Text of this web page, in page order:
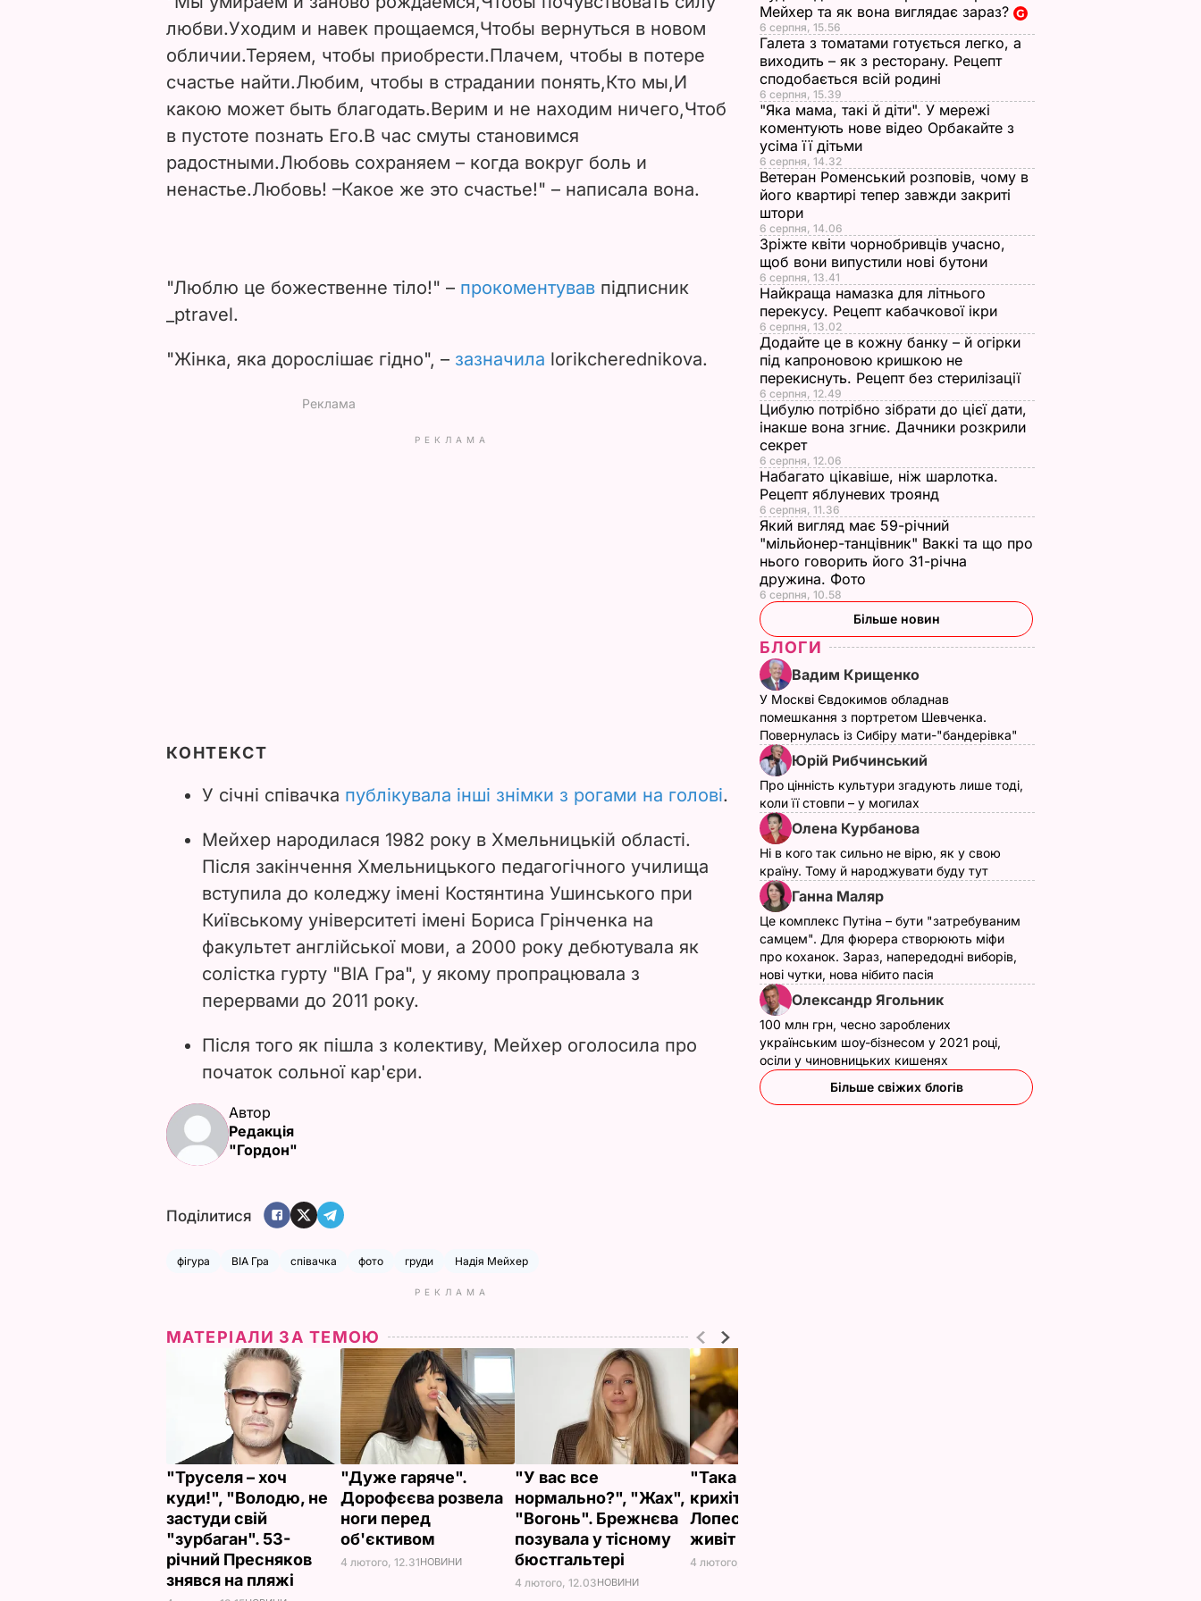
i
d
e
o
любви.Уходим и навек прощаемся,Чтобы вернуться в новом
обличии.Теряем, чтобы приобрести.Плачем, чтобы в потере
счастье найти.Любим, чтобы в страдании понять,Кто мы,И
какою может быть благодать.Верим и не находим ничего,Чтоб
в пустоте познать Его.В час смуты становимся
радостными.Любовь сохраняем – когда вокруг боль и
ненастье.Любовь! –Какое же это счастье!" – написала вона.
"Люблю це божественне тіло!" – прокоментував підписник
_ptravel.
"Жінка, яка дорослішає гідно", – зазначила lorikcherednikova.
РЕКЛАМА
КОНТЕКСТ
У січні співачка публікувала інші знімки з рогами на голові.
Мейхер народилася 1982 року в Хмельницькій області.
Після закінчення Хмельницького педагогічного училища
вступила до коледжу імені Костянтина Ушинського при
Київському університеті імені Бориса Грінченка на
факультет англійської мови, а 2000 року дебютувала як
солістка гурту "ВІА Гра", у якому пропрацювала з
перервами до 2011 року.
Після того як пішла з колективу, Мейхер оголосила про
початок сольної кар'єри.
Автор
Редакція
"Гордон"
Поділитися
фігура ВІА Гра співачка фото груди Надія Мейхер
РЕКЛАМА
МАТЕРІАЛИ ЗА ТЕМОЮ
"Труселя – хоч
куди!", "Володю, не
застуди свій
"зурбаган". 53-
річний Пресняков
знявся на пляжі
"Дуже гаряче".
Дорофєєва розвела
ноги перед
об'єктивом
4 лютого, 12.31НОВИНИ
"У вас все
нормально?", "Жах",
"Вогонь". Брежнєва
позувала у тісному
бюстгальтері
4 лютого, 12.03НОВИНИ
"Така гарна
крихітка". 52-річна
Лопес показала
живіт
4 лютого, 11.43
Мейхер та як вона виглядає зараз?
6 серпня, 15.56
Галета з томатами готується легко, а
виходить – як з ресторану. Рецепт
сподобається всій родині
6 серпня, 15.39
"Яка мама, такі й діти". У мережі
коментують нове відео Орбакайте з
усіма її дітьми
6 серпня, 14.32
Ветеран Роменський розповів, чому в
його квартирі тепер завжди закриті
штори
6 серпня, 14.06
Зріжте квіти чорнобривців учасно,
щоб вони випустили нові бутони
6 серпня, 13.41
Найкраща намазка для літнього
перекусу. Рецепт кабачкової ікри
6 серпня, 13.02
Додайте це в кожну банку – й огірки
під капроновою кришкою не
перекиснуть. Рецепт без стерилізації
6 серпня, 12.49
Цибулю потрібно зібрати до цієї дати,
інакше вона згниє. Дачники розкрили
секрет
6 серпня, 12.06
Набагато цікавіше, ніж шарлотка.
Рецепт яблуневих троянд
6 серпня, 11.36
Який вигляд має 59-річний
"мільйонер-танцівник" Ваккі та що про
нього говорить його 31-річна
дружина. Фото
6 серпня, 10.58
Більше новин
БЛОГИ
Вадим Крищенко
У Москві Євдокимов обладнав
помешкання з портретом Шевченка.
Повернулась із Сибіру мати-"бандерівка"
Юрій Рибчинський
Про цінність культури згадують лише тоді,
коли її стовпи – у могилах
Олена Курбанова
Ні в кого так сильно не вірю, як у свою
країну. Тому й народжувати буду тут
Ганна Маляр
Це комплекс Путіна – бути "затребуваним
самцем". Для фюрера створюють міфи
про коханок. Зараз, напередодні виборів,
нові чутки, нова нібито пасія
Олександр Ягольник
100 млн грн, чесно зароблених
українським шоу-бізнесом у 2021 році,
осіли у чиновницьких кишенях
Більше свіжих блогів